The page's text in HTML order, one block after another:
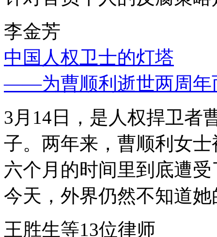
李金芳
中国人权卫士的灯塔
——为曹顺利逝世两周年
3月14日，是人权捍卫者
子。两年来，曹顺利女
六个月的时间里到底遭
今天，外界仍然不知道
王胜生等13位律师